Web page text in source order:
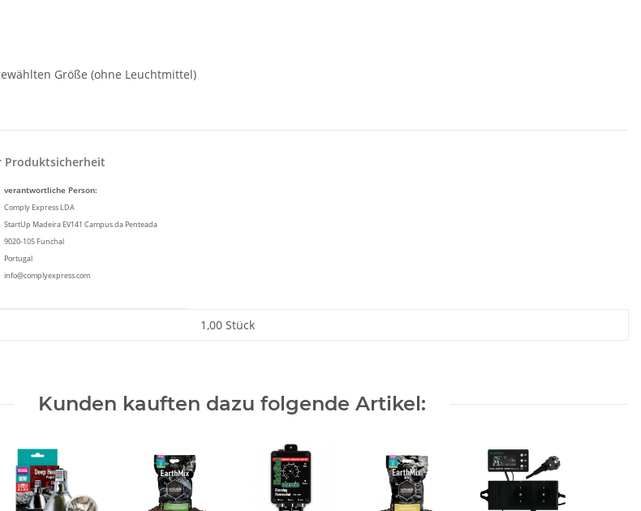
Größe (ohne Leuchtmittel)
Produktsicherheit
verantwortliche Person:
Comply Express LDA
StartUp Madeira EV141 Campus da Penteada
9020-105 Funchal
Portugal
info@complyexpress.com
1,00 Stück
Kunden kauften dazu folgende Artikel: